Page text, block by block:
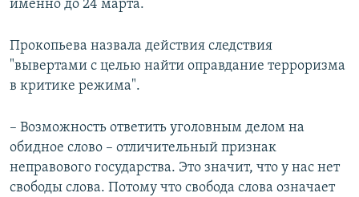
именно до 24 марта.
Прокопьева назвала действия следствия
"вывертами с целью найти оправдание терроризма
в критике режима".
– Возможность ответить уголовным делом на
обидное слово – отличительный признак
неправового государства. Это значит, что у нас нет
свободы слова. Потому что свобода слова означает